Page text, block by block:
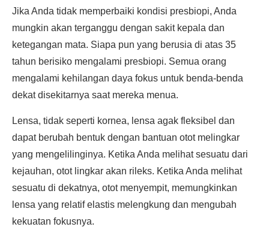
Jika Anda tidak memperbaiki kondisi presbiopi, Anda
mungkin akan terganggu dengan sakit kepala dan
ketegangan mata. Siapa pun yang berusia di atas 35
tahun berisiko mengalami presbiopi. Semua orang
mengalami kehilangan daya fokus untuk benda-benda
dekat disekitarnya saat mereka menua.
Lensa, tidak seperti kornea, lensa agak fleksibel dan
dapat berubah bentuk dengan bantuan otot melingkar
yang mengelilinginya. Ketika Anda melihat sesuatu dari
kejauhan, otot lingkar akan rileks. Ketika Anda melihat
sesuatu di dekatnya, otot menyempit, memungkinkan
lensa yang relatif elastis melengkung dan mengubah
kekuatan fokusnya.